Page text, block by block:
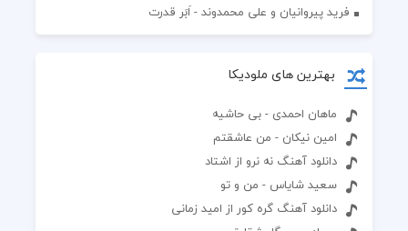
فرید پیروانیان و علی محمدوند - اَبَر قدرت
بهترین های ملودیکا
ماهان احمدی - بی حاشیه
امین نیکان - من عاشقتم
دانلود آهنگ نه نرو از اشتاد
سعید شایاس - من و تو
دانلود آهنگ گره کور از امید زمانی